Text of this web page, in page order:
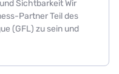
Sichtbarkeit Wir
Partner Teil des
(GFL) zu sein und